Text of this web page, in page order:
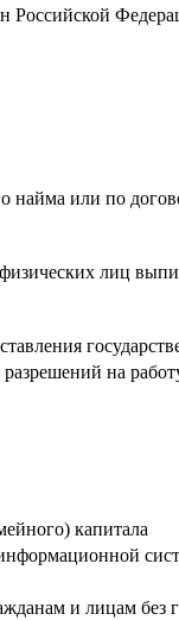
Российской
или по
лиц
на
капитала
и лицам без